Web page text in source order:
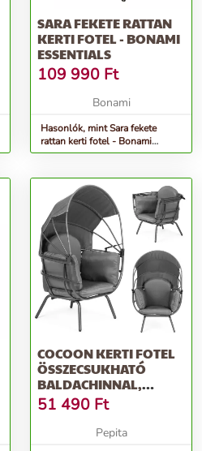
SARA FEKETE RATTAN
KERTI FOTEL - BONAMI
ESSENTIALS
109 990 Ft
Bonami
Hasonlók, mint Sara fekete
rattan kerti fotel - Bonami
Essentials
COCOON KERTI FOTEL
ÖSSZECSUKHATÓ
BALDACHINNAL,
SZÜRKE
MODERNHOME
51 490 Ft
Pepita